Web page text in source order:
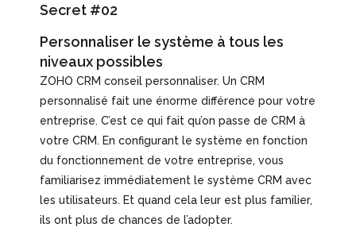
Secret #02
Personnaliser le système à tous les
niveaux possibles
ZOHO CRM conseil personnaliser. Un CRM
personnalisé fait une énorme différence pour votre
entreprise. C’est ce qui fait qu’on passe de CRM à
votre CRM. En configurant le système en fonction
du fonctionnement de votre entreprise, vous
familiarisez immédiatement le système CRM avec
les utilisateurs. Et quand cela leur est plus familier,
ils ont plus de chances de l’adopter.